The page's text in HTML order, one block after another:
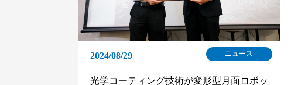
2024/08/29 ニュース
光学コーティング技術が変形型月面ロボッ